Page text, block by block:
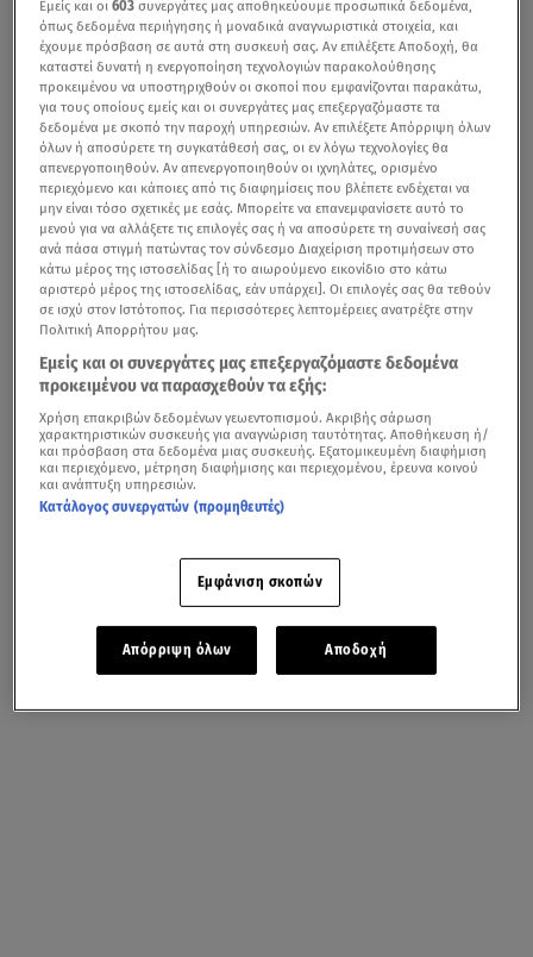
Σαν σήμερα στις 27 Φεβρουαρίου του 1951 γεννήθηκε
ένας από τους σπουδαιότερους Έλληνες κωμικούς
ηθοποιούςτης γενιάς του,που άφησε το στίγμα του στον
ελληνικό κινηματογράφοκαι το θέατρο.Ο λόγος για τον
Στάθη Ψάλτη, ο οποίος επέλεξε σε όλη την καριέρα του
να κάνει επιθεώρηση και ανάλαφρες κινηματογραφικές
κωμωδίες.
Σάκης Μπουλάς: Είχε πληρώσει στους φίλους του το
γεύμα για την κηδεία του
Όπως είχε σχολιάσει για εκείνον ο θεατρικός κριτικός
Κώστας Γεωργουσόπουλος: «Όταν πρωτοβγήκε στη
σκηνή ο Στάθης Ψάλτης ήμουν διθυραμβικός,αλλά
έπαιξε Σαίξπηρ και ήταν εκπληκτικό
θεωρούσε εύκολο ουσιαστικά για τις δυνατότητές του,
δεν κουραζόταν να το κάνει».
Εμείς και οι603 συνεργάτες μας αποθηκεύουμε προσωπικά δεδομένα,
όπως δεδομένα περιήγησης ή μοναδικά αναγνωριστικά στοιχεία, και
έχουμε πρόσβαση σε αυτά στη συσκευή σας. Αν επιλέξετε Αποδοχή, θα
καταστεί δυνατή η ενεργοποίηση τεχνολογιών παρακολούθησης
προκειμένου να υποστηριχθούν οι σκοποί που εμφανίζονται παρακάτω,
για τους οποίους εμείς και οι συνεργάτες μας επεξεργαζόμαστε τα
δεδομένα με σκοπό την παροχή υπηρεσιών. Αν επιλέξετε Απόρριψη όλων
όλων ή αποσύρετε τη συγκατάθεσή σας, οι εν λόγω τεχνολογίες θα
απενεργοποιηθούν. Αν απενεργοποιηθούν οι ιχνηλάτες, ορισμένο
περιεχόμενο και κάποιες από τις διαφημίσεις που βλέπετε ενδέχεται να
μην είναι τόσο σχετικές με εσάς. Μπορείτε να επανεμφανίσετε αυτό το
μενού για να αλλάξετε τις επιλογές σας ή να αποσύρετε τη συναίνεσή σας
ανά πάσα στιγμή πατώντας τον σύνδεσμο Διαχείριση προτιμήσεων στο
κάτω μέρος της ιστοσελίδας [ή το αιωρούμενο εικονίδιο στο κάτω
αριστερό μέρος της ιστοσελίδας, εάν υπάρχει]. Οι επιλογές σας θα τεθούν
σε ισχύ στον Ιστότοπος. Για περισσότερες λεπτομέρειες ανατρέξτε στην
Πολιτική Απορρήτου μας.
Εμείς και οι συνεργάτες μας επεξεργαζόμαστε δεδομένα
προκειμένου να παρασχεθούν τα εξής:
Χρήση επακριβών δεδομένων γεωεντοπισμού. Ακριβής σάρωση
χαρακτηριστικών συσκευής για αναγνώριση ταυτότητας. Αποθήκευση ή/
και πρόσβαση στα δεδομένα μιας συσκευής. Εξατομικευμένη διαφήμιση
και περιεχόμενο, μέτρηση διαφήμισης και περιεχομένου, έρευνα κοινού
και ανάπτυξη υπηρεσιών.
Κατάλογος συνεργατών (προμηθευτές)
Εμφάνιση σκοπών
Απόρριψη όλων Αποδοχή